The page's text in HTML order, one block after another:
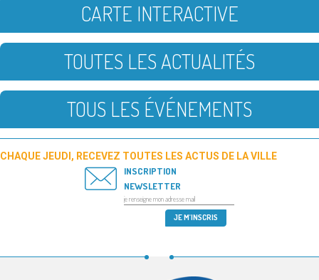
CARTE INTERACTIVE
TOUTES LES ACTUALITÉS
TOUS LES ÉVÉNEMENTS
CHAQUE JEUDI, RECEVEZ TOUTES LES ACTUS DE LA VILLE
INSCRIPTION
NEWSLETTER